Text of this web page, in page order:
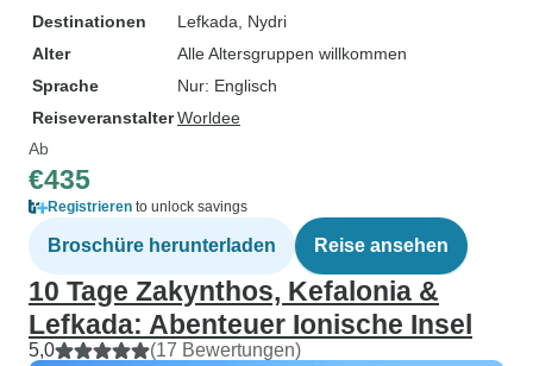
Destinationen
Lefkada , Nydri
Alter
Alle Altersgruppen willkommen
Sprache
Nur: Englisch
ReiseveranstalterWorldee
Ab
€435
Registrieren to unlock savings
Broschüre herunterladen Reise ansehen
10 Tage Zakynthos, Kefalonia &
Lefkada: Abenteuer Ionische Insel
5,0 (17 Bewertungen)